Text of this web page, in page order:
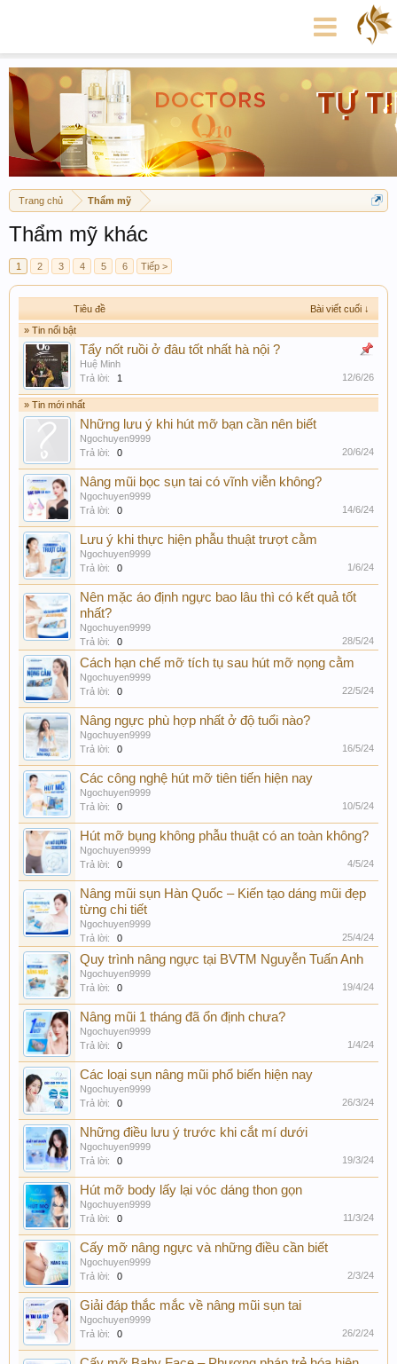
Trang chủ Thẩm mỹ
Thẩm mỹ khác
1 2 3 4 5 6 Tiếp >
Tiêu đề
Bài viết cuối ↓
» Tin nổi bật
Tẩy nốt ruồi ở đâu tốt nhất hà nội ?
Huệ Minh
Trả lời:
1 12/6/26
» Tin mới nhất
Những lưu ý khi hút mỡ bạn cần nên biết
Ngochuyen9999
Trả lời:
0 20/6/24
Nâng mũi bọc sụn tai có vĩnh viễn không?
Ngochuyen9999
Trả lời:
0 14/6/24
Lưu ý khi thực hiện phẫu thuật trượt cằm
Ngochuyen9999
Trả lời:
0 1/6/24
Nên mặc áo định ngực bao lâu thì có kết quả tốt
nhất?
Ngochuyen9999
Trả lời:
0 28/5/24
Cách hạn chế mỡ tích tụ sau hút mỡ nọng cằm
Ngochuyen9999
Trả lời:
0 22/5/24
Nâng ngực phù hợp nhất ở độ tuổi nào?
Ngochuyen9999
Trả lời:
0 16/5/24
Các công nghệ hút mỡ tiên tiến hiện nay
Ngochuyen9999
Trả lời:
0 10/5/24
Hút mỡ bụng không phẫu thuật có an toàn không?
Ngochuyen9999
Trả lời:
0 4/5/24
Nâng mũi sụn Hàn Quốc – Kiến tạo dáng mũi đẹp
từng chi tiết
Ngochuyen9999
Trả lời:
0 25/4/24
Quy trình nâng ngực tại BVTM Nguyễn Tuấn Anh
Ngochuyen9999
Trả lời:
0 19/4/24
Nâng mũi 1 tháng đã ổn định chưa?
Ngochuyen9999
Trả lời:
0 1/4/24
Các loại sụn nâng mũi phổ biến hiện nay
Ngochuyen9999
Trả lời:
0 26/3/24
Những điều lưu ý trước khi cắt mí dưới
Ngochuyen9999
Trả lời:
0 19/3/24
Hút mỡ body lấy lại vóc dáng thon gọn
Ngochuyen9999
Trả lời:
0 11/3/24
Cấy mỡ nâng ngực và những điều cần biết
Ngochuyen9999
Trả lời:
0 2/3/24
Giải đáp thắc mắc về nâng mũi sụn tai
Ngochuyen9999
Trả lời:
0 26/2/24